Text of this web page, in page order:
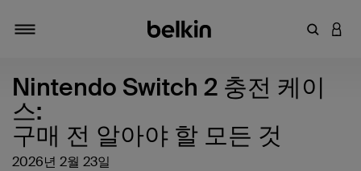
키워드
Nintendo Switch 2 충전 케이
스:
구매 전 알아야 할 모든 것
2026년 2월 23일